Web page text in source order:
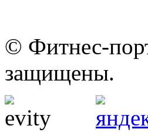
© Фитнес-
защищены.